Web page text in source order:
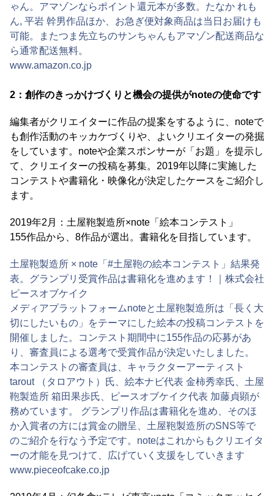
ゃん。アマゾンならポイント還元本が多数。たなか れも
ん, 平岩 幹男作品ほか、お急ぎ便対象商品は当日お届けも
可能。またつま先立ちのサンちゃんもアマゾン配送商品な
ら通常配送無料。
www.amazon.co.jp
2：創作のきっかけづくりと機会の提供がnoteの使命です
編集者がクリエイターに作品の提案をするように、noteで
も創作活動のキッカケづくりや、よいクリエイターの発掘
をしています。noteや企業スポンサーが「お題」を提示し
て、クリエイターの投稿を募集。2019年以降に実施した
コンテストや書籍化・映像化が決定したケースをご紹介し
ます。
2019年2月：土屋鞄製造所×note「絵本コンテスト」
155作品から、8作品が選出。書籍化を目指しています。
土屋鞄製造所 × note「#土屋鞄の絵本コンテスト」結果発
表。グランプリ受賞作品は書籍化を進めます！｜株式会社
ピースオブケイク
メディアプラットフォームnoteと土屋鞄製造所は「長く大
切にしたいもの」をテーマにした絵本の投稿コンテストを
開催しました。コンテスト期間中に155作品の応募があ
り、審査員による選考で受賞作品が決定いたしました。
本コンテストの審査員は、キャラクターアーティスト
tarout （タロアウト）氏、絵本ナビ代表 金柿秀幸氏、土屋
鞄製造所 箱田果歩氏、ピースオブケイク代表 加藤貞顕が
務めています。 グランプリ作品は書籍化を進め、そのほ
か入賞者の方には賞金の贈呈、土屋鞄製造所のSNS等で
のご紹介を行なう予定です。noteはこれからもクリエイタ
ーの才能を見つけて、広げていく支援をしていきます
www.pieceofcake.co.jp